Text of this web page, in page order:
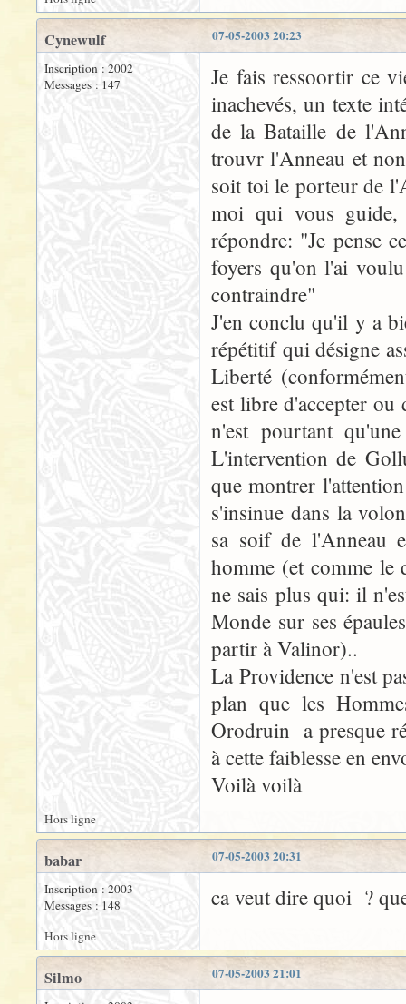
07-05-2003 20:23
Cynewulf
Inscription : 2002
Messages : 147
Je fais ressoortir ce
inachevés, un texte
de la Bataille de
trouvr l'Anneau et
soit toi le porteur de
moi qui vous guide,
répondre: "Je pense
foyers qu'on l'ai
contraindre"
J'en conclu qu'il y a
répétitif qui désigne
Liberté
est libre d'accepter
n'est pourtant
L'intervention de
que montrer
s'insinue dans la
sa soif de l'Anneau
homme (et comme le
ne sais plus qui: il
Monde sur ses
partir à Valinor)..
La Providence n'est
plan que les
Orodruin a presque
à cette faiblesse en
Voilà voilà
Hors ligne
07-05-2003 20:31
babar
Inscription : 2003
Messages : 148
ca veut dire quoi ?
Hors ligne
07-05-2003 21:01
Silmo